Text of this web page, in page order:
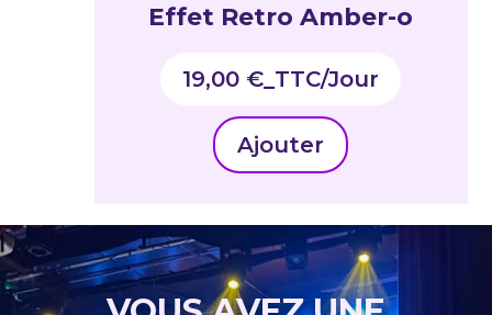
Effet Retro Amber-o
19,00 €_TTC
Ajouter